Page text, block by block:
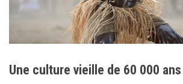
Une culture vieille de 60 000 ans